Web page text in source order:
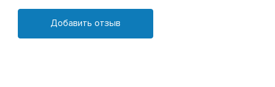
Добавить отзыв